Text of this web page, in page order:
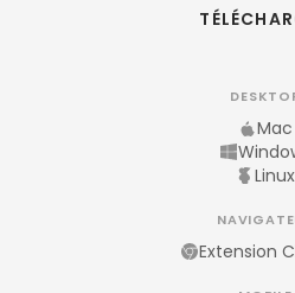
Mac
Linux
Extension